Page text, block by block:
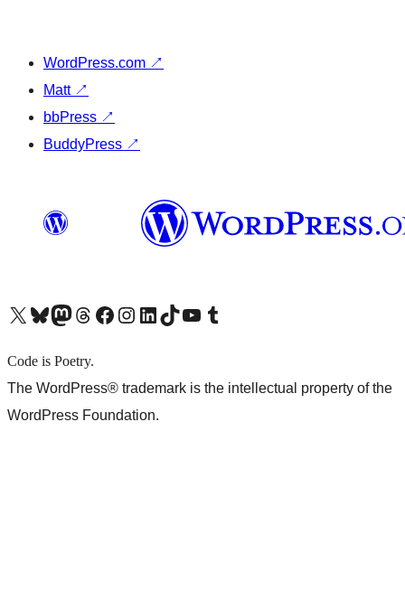
WordPress.com ↗
Matt ↗
bbPress ↗
BuddyPress ↗
X (旧 Twitter) アカウントへBluesky アカウントへMastodon アカウントへThreads アカウントへ Facebook ページへInstagram アカウントへ LinkedIn アカウントへTikTok アカウントへYouTube チャンネルへ Tumblr アカウントへ
Code is Poetry.
The WordPress® trademark is the intellectual property of the
WordPress Foundation.